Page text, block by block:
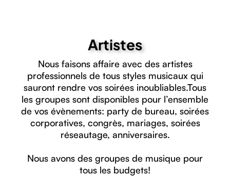
Artistes
Nous faisons affaire avec des artistes
professionnels de tous styles musicaux qui
sauront rendre vos soirées inoubliables.Tous
les groupes sont disponibles pour l’ensemble
de vos évènements: party de bureau, soirées
corporatives, congrès, mariages, soirées
réseautage, anniversaires.
Nous avons des groupes de musique pour
tous les budgets!